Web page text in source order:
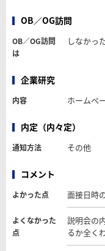
OB／OG訪問
OB／OG訪問
は
しなかっ
企業研究
内容 ホームペ
内定（内々定）
通知方法 その他
コメント
よかった点 面接日時
よくなかった
点
説明会の
るか全く